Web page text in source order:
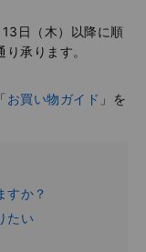
日（木）以降に順
承ります。
お買い物ガイド 」を
すか？
たい